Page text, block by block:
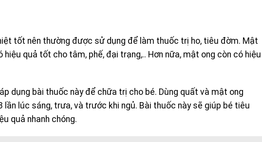
tốt nên thường được sử dụng để làm thuốc trị ho, tiêu đờm. Mật
hiệu quả tốt cho tâm, phế, đại trạng,.. Hơn nữa, mật ong còn có hiệu
dụng bài thuốc này để chữa trị cho bé. Dùng quất và mật ong
lần lúc sáng, trưa, và trước khi ngủ. Bài thuốc này sẽ giúp bé tiêu
quả nhanh chóng.